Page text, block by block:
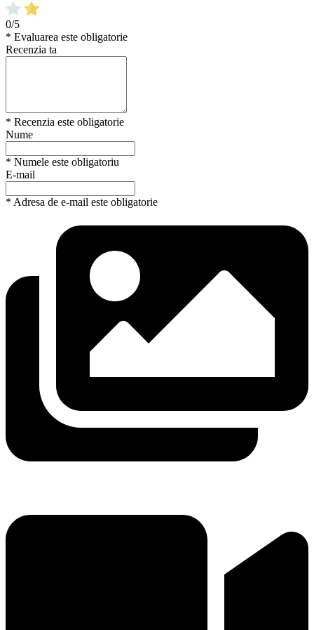
0/5
* Evaluarea este obligatorie
Recenzia ta
* Recenzia este obligatorie
Nume
* Numele este obligatoriu
E-mail
* Adresa de e-mail este obligatorie